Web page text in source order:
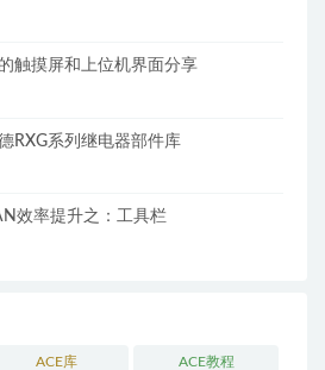
触摸屏和上位机界面分享
RXG系列继电器部件库
效率提升之：工具栏
ACE库 ACE教程